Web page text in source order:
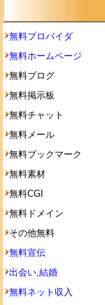
無料プロバイダ
無料ホームページ
無料ブログ
無料掲示板
無料チャット
無料メール
無料ブックマーク
無料素材
無料CGI
無料ドメイン
その他無料
無料宣伝
出会い,結婚
無料ネット収入